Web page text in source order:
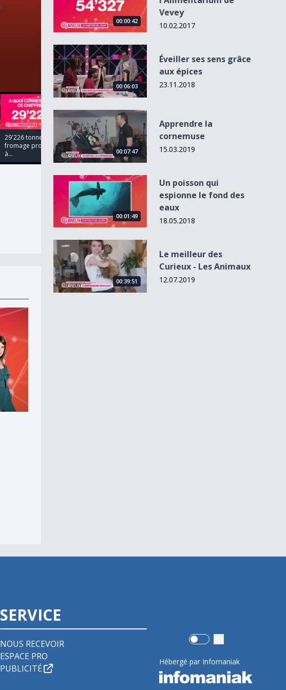
29'226 tonnes de
fromage produit
à...
00:00:00
Une Givebox à
Fribourg
00:01:47
Où cette photo a-
t-elle été prise ?
00:00:42
Vevey
10.02.2017
Éveiller ses sens grâce aux épices
00:06:03
Éveiller ses sens grâce
aux épices
23.11.2018
Apprendre la cornemuse
00:07:47
Apprendre la
cornemuse
15.03.2019
Un poisson qui espionne le fond des eaux
00:01:49
Un poisson qui
espionne le fond des
eaux
18.05.2018
Le meilleur des Curieux - Les Animaux
00:39:51
Le meilleur des
Curieux - Les Animaux
12.07.2019
SERVICE
NOUS RECEVOIR
ESPACE PRO
PUBLICITÉ
Use setting
Hébergé par Infomaniak